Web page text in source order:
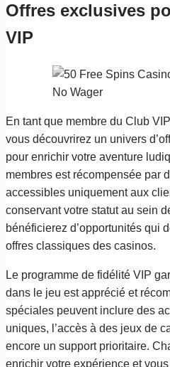
Offres exclusives
VIP
En tant que membre du Club
vous découvrirez un univers
pour enrichir votre aventure
membres est récompensée par
accessibles uniquement aux
conservant votre statut au sein
bénéficierez d’opportunités qui
offres classiques des casinos.
Le programme de fidélité VIP
dans le jeu est apprécié et
spéciales peuvent inclure des
uniques, l’accès à des jeux de
encore un support prioritaire.
enrichir votre expérience et